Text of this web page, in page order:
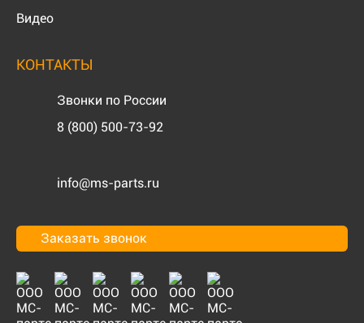
Видео
КОНТАКТЫ
Звонки по России
8 (800) 500-73-92
info@ms-parts.ru
Заказать звонок